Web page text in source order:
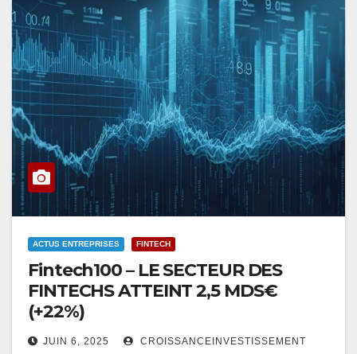
ACTUS ENTREPRISES FINTECH
Fintech100 – LE SECTEUR DES
FINTECHS ATTEINT 2,5 MDS€
(+22%)
JUIN 6, 2025 CROISSANCEINVESTISSEMENT